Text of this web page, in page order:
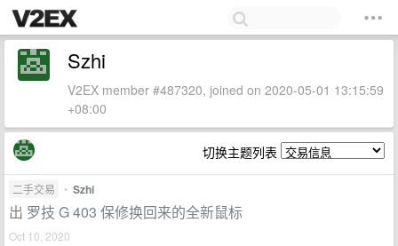
Szhi
V2EX member #487320, joined on 2020-05-01 13:15:59
+08:00
切换主题列表
二手交易 • Szhi
出 罗技 G 403 保修换回来的全新鼠标
Oct 10, 2020